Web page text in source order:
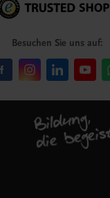
Besuchen Sie uns auf: